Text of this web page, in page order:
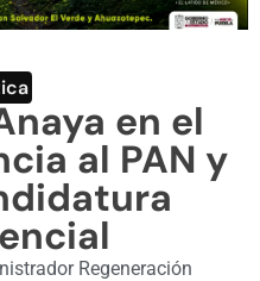
en el
al PAN y
Regeneración